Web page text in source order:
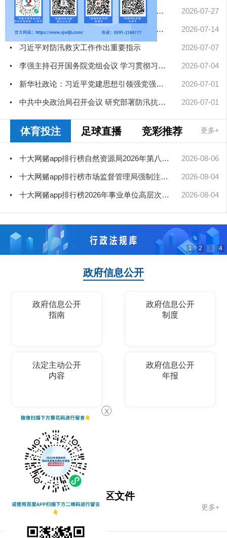
排行榜要闻 擦亮中华文明重要名片——习近平文化思想引领中国世界遗产申报保... 2026-07-27
凝聚起建设社会主义现代化新疆的磅礴力量——新疆各地认真学习贯... 2026-07-14
习近平对防汛救灾工作作出重要指示 2026-07-07
李强主持召开国务院党组会议 学习贯彻习近平总书记在庆祝中国共产... 2026-07-04
新华社政论：习近平党建思想引领强党强国新征程——写在中国共产... 2026-07-01
中共中央政治局召开会议 研究部署防汛抗旱工作 中共中央总书记习... 2026-07-01
体育投注 足球直播 竞彩推荐 更多+
十大网赌app排行榜自然资源局2026年第八次、第九次局长办公会审查通过矿业... 2026-08-06
十大网赌app排行榜市场监督管理局强制注销公司登记决定送达公告 2026-08-04
十大网赌app排行榜2026年事业单位高层次和急需紧缺人才引进（部分岗位）公... 2026-08-04
1 2 3 4
政府信息公开
政府信息公开
指南
政府信息公开
制度
法定主动公开
内容
政府信息公开
年报
国务院文件 自治区文件
市政府文件
更多+
X